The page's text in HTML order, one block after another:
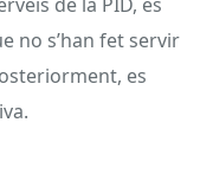
no s’han fet servir
es